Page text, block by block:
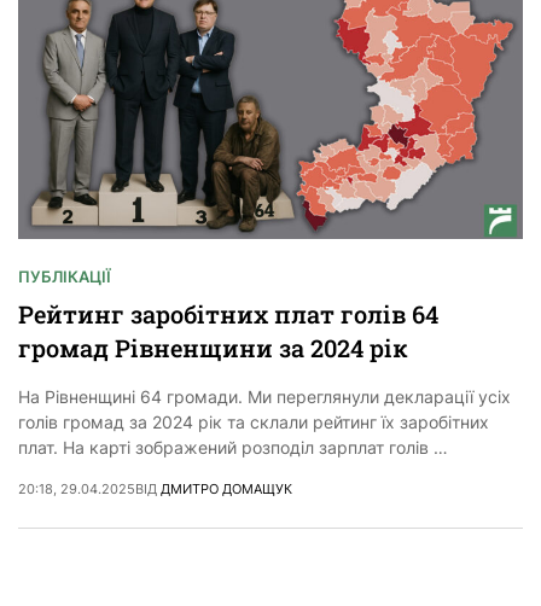
ПУБЛІКАЦІЇ
Рейтинг заробітних плат голів 64
громад Рівненщини за 2024 рік
На Рівненщині 64 громади. Ми переглянули декларації усіх
голів громад за 2024 рік та склали рейтинг їх заробітних
плат. На карті зображений розподіл зарплат голів …
20:18, 29.04.2025ВІД ДМИТРО ДОМАЩУК